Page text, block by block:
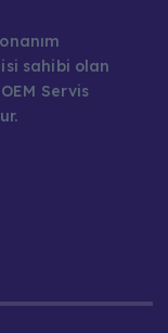
sahibi olan
Servis